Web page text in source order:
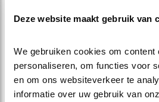
Deze website maakt gebruik van
We gebruiken cookies om content
personaliseren, om functies voor
en om ons websiteverkeer te
informatie over uw gebruik van
steden in. Ook al blijven ze graag
fourageren; daar moet wel
Stadsparken, akkers, weilanden,
en de parkeerplaats van